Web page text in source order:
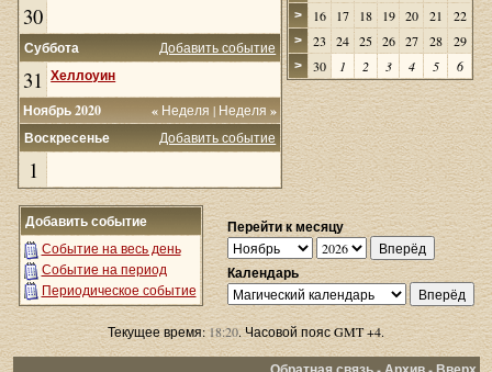
30
Добавить событие
Суббота
31 Хеллоуин
« Неделя | Неделя»
Ноябрь 2020
Добавить событие
Воскресенье
1
> 16 17 18 19 20 21 22
> 23 24 25 26 27 28 29
> 30 1 2 3 4 5 6
Добавить событие
Событие на весь день
Событие на период
Периодическое событие
Перейти к месяцу
Календарь
Текущее время:18:20. Часовой пояс GMT +4.